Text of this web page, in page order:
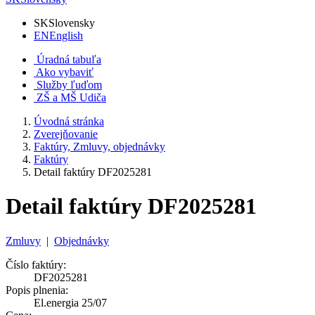
SKSlovensky
ENEnglish
Úradná tabuľa
Ako vybaviť
Služby ľuďom
ZŠ a MŠ Udiča
Úvodná stránka
Zverejňovanie
Faktúry, Zmluvy, objednávky
Faktúry
Detail faktúry DF2025281
Detail faktúry DF2025281
Zmluvy | Objednávky
Číslo faktúry:
DF2025281
Popis plnenia:
El.energia 25/07